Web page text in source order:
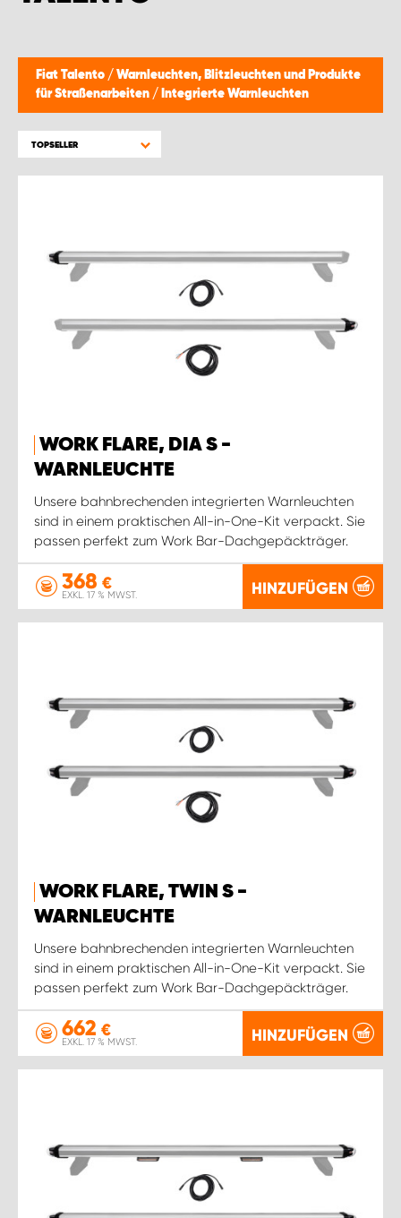
Fiat Talento / Warnleuchten, Blitzleuchten und Produkte
für Straßenarbeiten / Integrierte Warnleuchten
TOPSELLER
WORK FLARE, DIA S -
WARNLEUCHTE
Unsere bahnbrechenden integrierten Warnleuchten
sind in einem praktischen All-in-One-Kit verpackt. Sie
passen perfekt zum Work Bar-Dachgepäckträger.
368 €
EXKL. 17 % MWST. HINZUFÜGEN
WORK FLARE, TWIN S -
WARNLEUCHTE
Unsere bahnbrechenden integrierten Warnleuchten
sind in einem praktischen All-in-One-Kit verpackt. Sie
passen perfekt zum Work Bar-Dachgepäckträger.
662 €
EXKL. 17 % MWST. HINZUFÜGEN